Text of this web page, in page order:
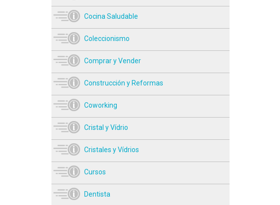
Cocina Saludable
Coleccionismo
Comprar y Vender
Construcción y Reformas
Coworking
Cristal y Vídrio
Cristales y Vídrios
Cursos
Dentista